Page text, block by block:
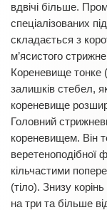
вдвічі більше.
спеціалізованих
складається з
м’ясистого
Кореневище тонке
залишків стебел,
кореневище
Головний
кореневищем. Він
веретеноподібної
кільчастими
(тіло). Знизу
на три та більше